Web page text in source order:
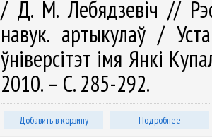
/ Д. М. Лебядзевіч //
навук. артыкулаў /
ўніверсітэт імя Янкі
2010. – С. 285-292.
Добавить в корзину Подробнее